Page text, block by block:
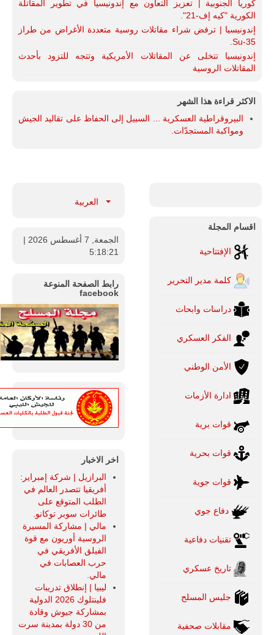
كوريا الجنوبية | تعزيز التعاون مع إندونيسيا في تطوير المقاتلة
الكورية "كيه إف-21".
إندونيسيا | ترفض شراء مقاتلات روسية متعددة الأغراض من طراز
Su-35.
إندونيسيا تتخلى عن المقاتلات الأمريكية وتتجه للتزود بأحدث
المقاتلات الروسية
الاكثر قراءة هذا الشهر
البيروقراطية العسكرية ... السبيل إلى الحفاظ على تقاليد الجيش
ومواكبة المستجدّات.
اقسام المجلة
الإفتتاحية
كلمة مدير التحرير
دراسات وابحاث
الفكر العسكري
الأمن الوطني
ادارة الأزمات
قوات برية
قوات بحرية
قوات جوية
دفاع جوي
تقنيات دفاعية
تاريخ عسكري
جليس المسلح
مقابلات صحفية
العربية
الجمعة, 7 أغسطس 2026
|
5:18:22
رابط الصفحة المنوعة
facebook
اخر الاخبار
البرازيل | شركة إمبراير:
أفريقيا تتصدر العالم في
الطلب المتوقع على
طائرات سوبر توكانو.
مالي | مشاركة المسيرة
الروسية أوريون مع قوة
الفيلق الأفريقي في
حرب العصابات في
مالي.
ليبيا | إنطلاق تدريبات
فلينتلوك 2026 الدولية
بمشاركة جيوش وقادة
من 30 دولة بمدينة سرت